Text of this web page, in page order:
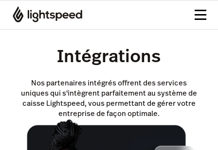
Intégrations
Nos partenaires intégrés offrent des services
uniques qui s'intègrent parfaitement au système de
caisse Lightspeed, vous permettant de gérer votre
entreprise de façon optimale.